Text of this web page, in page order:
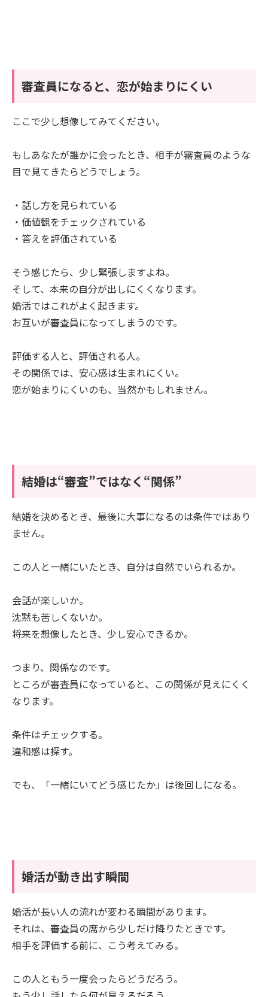
審査員になると、恋が始まりにくい
ここで少し想像してみてください。
もしあなたが誰かに会ったとき、相手が審査員のような
目で見てきたらどうでしょう。
・話し方を見られている
・価値観をチェックされている
・答えを評価されている
そう感じたら、少し緊張しますよね。
そして、本来の自分が出しにくくなります。
婚活ではこれがよく起きます。
お互いが審査員になってしまうのです。
評価する人と、評価される人。
その関係では、安心感は生まれにくい。
恋が始まりにくいのも、当然かもしれません。
結婚は“審査”ではなく“関係”
結婚を決めるとき、最後に大事になるのは条件ではあり
ません。
この人と一緒にいたとき、自分は自然でいられるか。
会話が楽しいか。
沈黙も苦しくないか。
将来を想像したとき、少し安心できるか。
つまり、関係なのです。
ところが審査員になっていると、この関係が見えにくく
なります。
条件はチェックする。
違和感は探す。
でも、「一緒にいてどう感じたか」は後回しになる。
婚活が動き出す瞬間
婚活が長い人の流れが変わる瞬間があります。
それは、審査員の席から少しだけ降りたときです。
相手を評価する前に、こう考えてみる。
この人ともう一度会ったらどうだろう。